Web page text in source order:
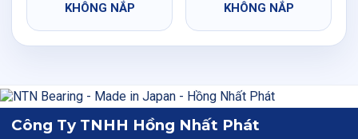
KHÔNG NẮP
KHÔNG NẮP
Công Ty TNHH Hồng Nhất Phát